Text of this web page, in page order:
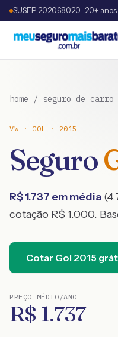
SUSEP 202068020 · 20+ anos
home / seguro de carro
VW · GOL · 2015
Seguro
R$1.737 em média (
cotação R$ 1.000.
Cotar Gol 2015
PREÇO MÉDIO/ANO
R$ 1.737